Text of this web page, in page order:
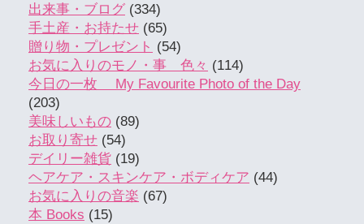
出来事・ブログ (334)
手土産・お持たせ (65)
贈り物・プレゼント (54)
お気に入りのモノ・事 色々 (114)
今日の一枚 My Favourite Photo of the Day
(203)
美味しいもの (89)
お取り寄せ (54)
デイリー雑貨 (19)
ヘアケア・スキンケア・ボディケア (44)
お気に入りの音楽 (67)
本 Books (15)